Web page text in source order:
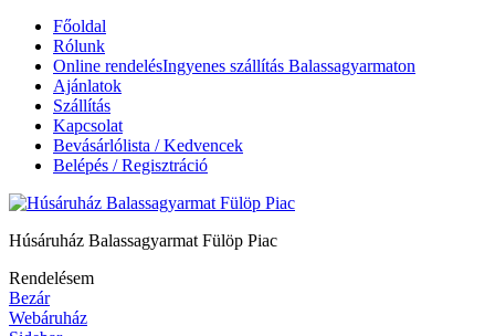
Főoldal
Rólunk
Online rendelésIngyenes szállítás Balassagyarmaton
Ajánlatok
Szállítás
Kapcsolat
Bevásárlólista / Kedvencek
Belépés / Regisztráció
Húsáruház Balassagyarmat Fülöp Piac
Rendelésem
Bezár
Webáruház